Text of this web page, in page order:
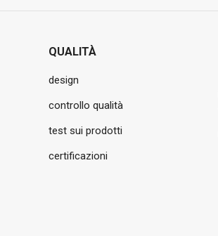
QUALITÀ
design
controllo qualità
test sui prodotti
certificazioni